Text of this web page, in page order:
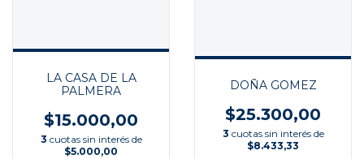
LA CASA DE LA
PALMERA
$15.000,00
3 cuotas sin interés de
$5.000,00
DOÑA GOMEZ
$25.300,00
3 cuotas sin interés de
$8.433,33